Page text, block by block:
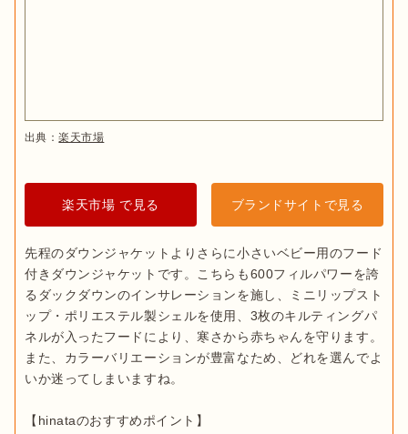
出典：楽天市場
楽天市場 で見る ブランドサイトで見る
先程のダウンジャケットよりさらに小さいベビー用のフード
付きダウンジャケットです。こちらも600フィルパワーを誇
るダックダウンのインサレーションを施し、ミニリップスト
ップ・ポリエステル製シェルを使用、3枚のキルティングパ
ネルが入ったフードにより、寒さから赤ちゃんを守ります。
また、カラーバリエーションが豊富なため、どれを選んでよ
いか迷ってしまいますね。